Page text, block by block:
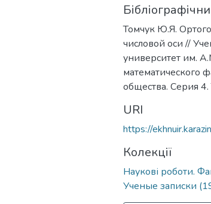
Томчук Ю.Я.
числовой оси //
университет им.
математического
общества. Серия
URI
https://
Колекції
Наукові роботи.
Ученые записки